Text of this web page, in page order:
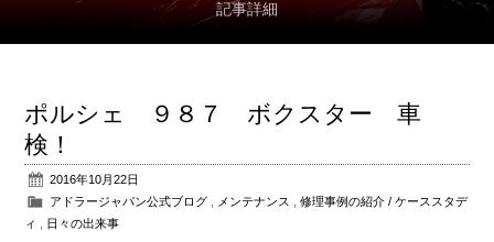
公式ブログ
会社概要
記事詳細
ポルシェ ９８７ ボクスター 車
検！
2016年10月22日
アドラージャパン公式ブログ
メンテナンス ,修理事例の紹介 / ケーススタデ
ィ
日々の出来事